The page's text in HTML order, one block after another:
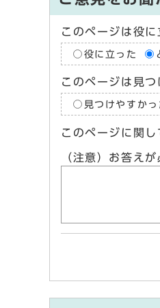
このページは役に
役に立った
このページは見つ
見つけやすかっ
このページに関
（注意）お答え